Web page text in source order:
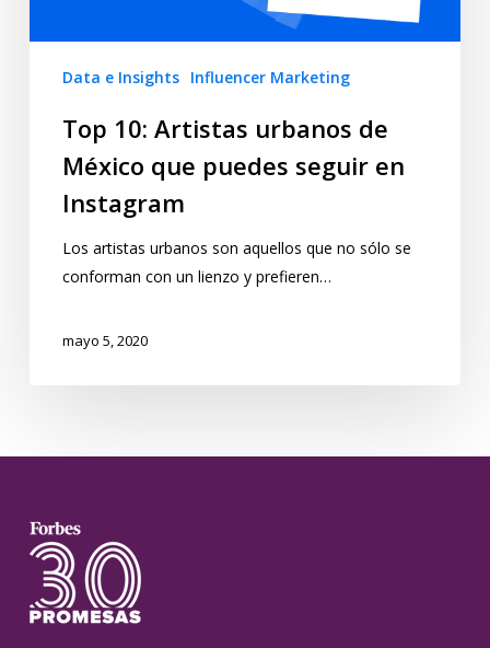
Data e Insights Influencer Marketing
Top 10: Artistas urbanos de
México que puedes seguir en
Instagram
Los artistas urbanos son aquellos que no sólo se
conforman con un lienzo y prefieren…
mayo 5, 2020